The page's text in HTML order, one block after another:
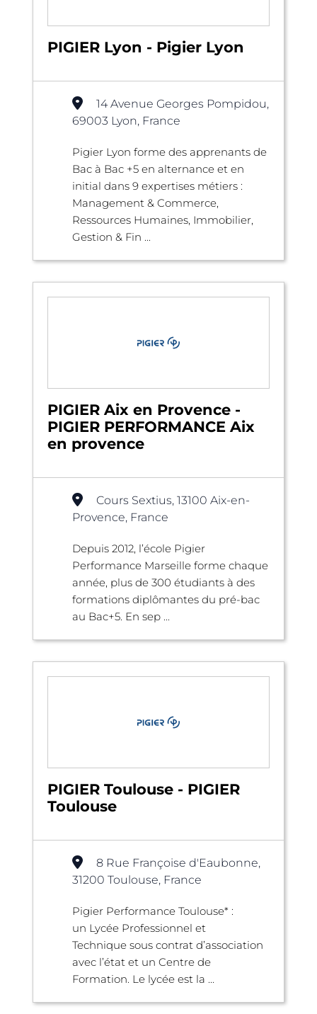
PIGIER Lyon - Pigier Lyon
14 Avenue Georges Pompidou,
69003 Lyon, France
Pigier Lyon forme des apprenants de
Bac à Bac +5 en alternance et en
initial dans 9 expertises métiers :
Management & Commerce,
Ressources Humaines, Immobilier,
Gestion & Fin ...
PIGIER Aix en Provence -
PIGIER PERFORMANCE Aix
en provence
Cours Sextius, 13100 Aix-en-
Provence, France
Depuis 2012, l’école Pigier
Performance Marseille forme chaque
année, plus de 300 étudiants à des
formations diplômantes du pré-bac
au Bac+5. En sep ...
PIGIER Toulouse - PIGIER
Toulouse
8 Rue Françoise d'Eaubonne,
31200 Toulouse, France
Pigier Performance Toulouse* :
un Lycée Professionnel et
Technique sous contrat d’association
avec l’état et un Centre de
Formation. Le lycée est la ...